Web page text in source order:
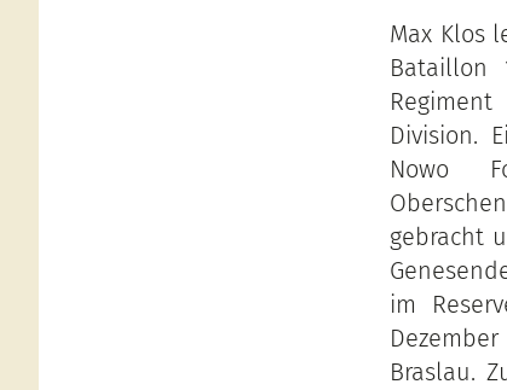
Max Klos
Bataillon
Division.
Nowo
gebracht
im
Braslau.